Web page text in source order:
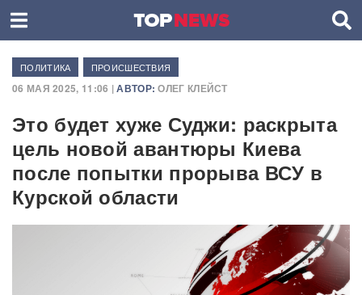
ПОЛИТИКА ПРОИСШЕСТВИЯ
06 МАЯ 2025, 11:06 |АВТОР: ОЛЕГ КЛЕЙСТ
Это будет хуже Суджи: раскрыта
цель новой авантюры Киева
после попытки прорыва ВСУ в
Курской области